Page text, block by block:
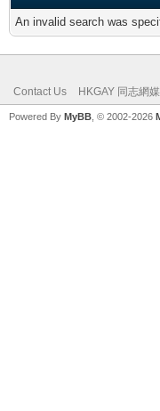
An invalid search was
Contact Us HKGAY 同志網
Powered By MyBB , © 2002-2026